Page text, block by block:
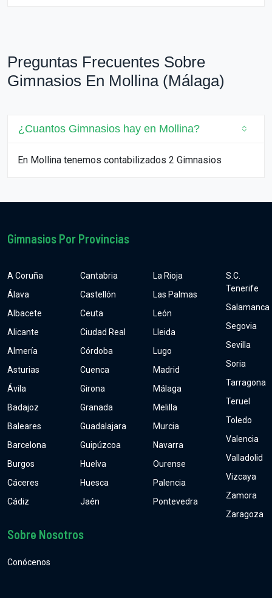
Preguntas Frecuentes Sobre
Gimnasios En Mollina (Málaga)
¿Cuantos Gimnasios hay en Mollina?
En Mollina tenemos contabilizados 2 Gimnasios
Gimnasios Por Provincias
A Coruña
Álava
Albacete
Alicante
Almería
Asturias
Ávila
Badajoz
Baleares
Barcelona
Burgos
Cáceres
Cádiz
Cantabria
Castellón
Ceuta
Ciudad Real
Córdoba
Cuenca
Girona
Granada
Guadalajara
Guipúzcoa
Huelva
Huesca
Jaén
La Rioja
Las Palmas
León
Lleida
Lugo
Madrid
Málaga
Melilla
Murcia
Navarra
Ourense
Palencia
Pontevedra
S.C.
Tenerife
Salamanca
Segovia
Sevilla
Soria
Tarragona
Teruel
Toledo
Valencia
Valladolid
Vizcaya
Zamora
Zaragoza
Sobre Nosotros
Conócenos